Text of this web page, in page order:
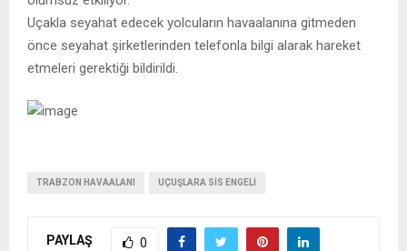
Uçakla seyahat edecek yolcuların havaalanına gitmeden
önce seyahat şirketlerinden telefonla bilgi alarak hareket
etmeleri gerektiği bildirildi.
TRABZON HAVAALANI UÇUŞLARA SIS ENGELI
PAYLAŞ 0